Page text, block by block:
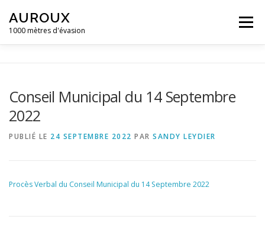
contenu
AUROUX
1000 mètres d'évasion
Menu
ACTUALITÉS ET ÉVÈNEMENTS
Conseil Municipal du 14 Septembre
2022
PUBLIÉ LE 24 SEPTEMBRE 2022 PAR SANDY LEYDIER
Procès Verbal du Conseil Municipal du 14 Septembre 2022